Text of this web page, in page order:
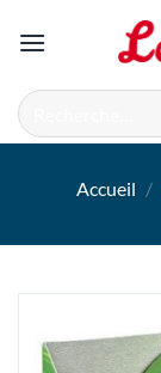
Recherche
pour :
Accueil /